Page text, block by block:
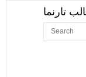
تارنما